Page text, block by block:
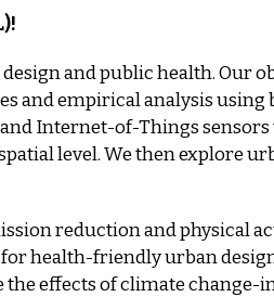
and public health. Our
and empirical analysis using
Internet-of-Things
level. We then explore
reduction and physical
health-friendly urban
effects of climate change-